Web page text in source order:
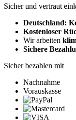
Sicher und vertraut
Deutschland:
Kostenloser
Wir arbeiten
Sichere
Sicher bezahlen mit
Nachnahme
Vorauskasse